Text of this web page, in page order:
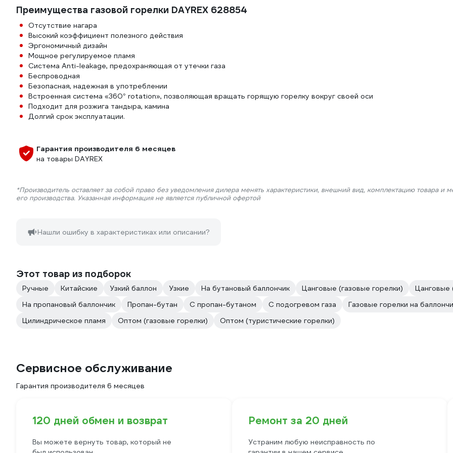
Преимущества газовой горелки DAYREX 628854
Отсутствие нагара
Высокий коэффициент полезного действия
Эргономичный дизайн
Мощное регулируемое пламя
Система Anti-leakage, предохраняющая от утечки газа
Беспроводная
Безопасная, надежная в употреблении
Встроенная система «360° rotation», позволяющая вращать горящую горелку вокруг своей оси
Подходит для розжига тандыра, камина
Долгий срок эксплуатации.
Гарантия производителя 6 месяцев
на товары DAYREX
*Производитель оставляет за собой право без уведомления дилера менять характеристики, внешний вид, комплектацию товара и
его производства. Указанная информация не является публичной офертой
Нашли ошибку в характеристиках или описании?
Этот товар из подборок
Ручные Китайские Узкий баллон Узкие На бутановый баллончик Цанговые (газовые горелки)
Цанговые
На пропановый баллончик
Пропан-бутан С пропан-бутаном С подогревом газа
Газовые горелки на
Цилиндрическое пламя
Оптом (газовые горелки) Оптом (туристические горелки)
Сервисное обслуживание
Гарантия производителя 6 месяцев
120 дней обмен и возврат
Вы можете вернуть товар, который не
Ремонт за 20 дней
Устраним любую неисправность по